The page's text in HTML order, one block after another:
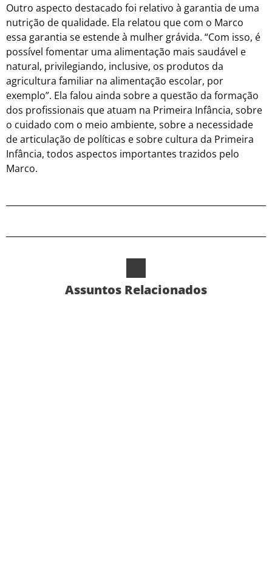
Outro aspecto destacado foi relativo à garantia de uma
nutrição de qualidade. Ela relatou que com o Marco
essa garantia se estende à mulher grávida. “Com isso, é
possível fomentar uma alimentação mais saudável e
natural, privilegiando, inclusive, os produtos da
agricultura familiar na alimentação escolar, por
exemplo”. Ela falou ainda sobre a questão da formação
dos profissionais que atuam na Primeira Infância, sobre
o cuidado com o meio ambiente, sobre a necessidade
de articulação de políticas e sobre cultura da Primeira
Infância, todos aspectos importantes trazidos pelo
Marco.
Assuntos Relacionados